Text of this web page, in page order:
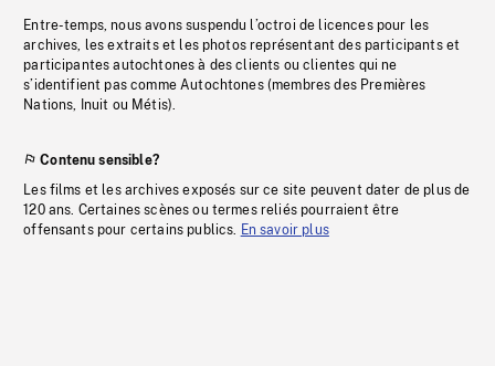
Entre-temps, nous avons suspendu l’octroi de licences pour les
archives, les extraits et les photos représentant des participants et
participantes autochtones à des clients ou clientes qui ne
s’identifient pas comme Autochtones (membres des Premières
Nations, Inuit ou Métis).
Contenu sensible?
Les films et les archives exposés sur ce site peuvent dater de plus de
120 ans. Certaines scènes ou termes reliés pourraient être
offensants pour certains publics. En savoir plus